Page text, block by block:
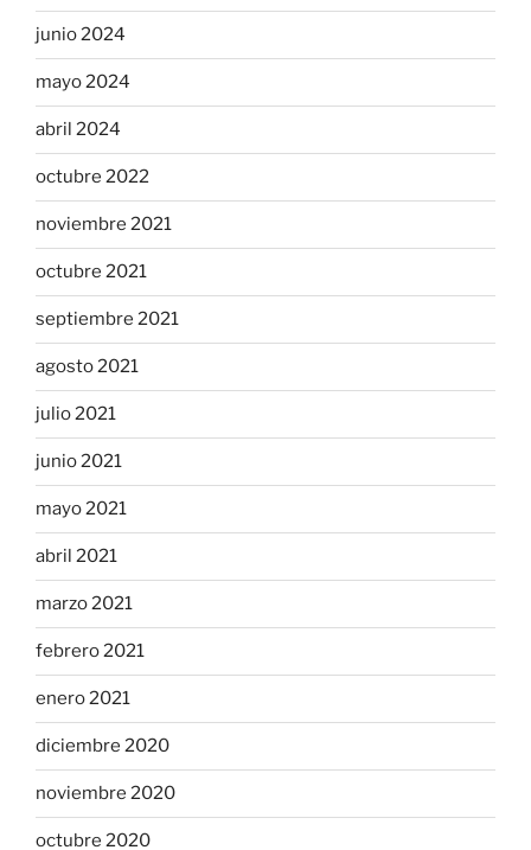
junio 2024
mayo 2024
abril 2024
octubre 2022
noviembre 2021
octubre 2021
septiembre 2021
agosto 2021
julio 2021
junio 2021
mayo 2021
abril 2021
marzo 2021
febrero 2021
enero 2021
diciembre 2020
noviembre 2020
octubre 2020